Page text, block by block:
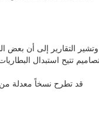
وتشير التقارير إلى أن بعض